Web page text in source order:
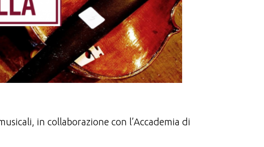
in collaborazione con l’Accademia di